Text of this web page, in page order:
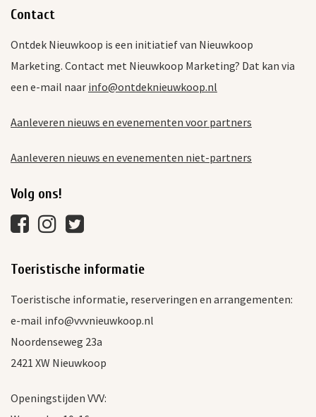
Contact
Ontdek Nieuwkoop is een initiatief van Nieuwkoop
Marketing. Contact met Nieuwkoop Marketing? Dat kan via
een e-mail naar info@ontdeknieuwkoop.nl
Aanleveren nieuws en evenementen voor partners
Aanleveren nieuws en evenementen niet-partners
Volg ons!
Toeristische informatie
Toeristische informatie, reserveringen en arrangementen:
e-mail info@vvvnieuwkoop.nl
Noordenseweg 23a
2421 XW Nieuwkoop
Openingstijden VVV: